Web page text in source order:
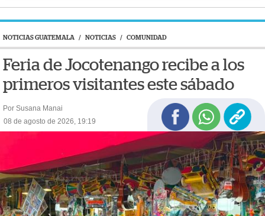
NOTICIAS GUATEMALA / NOTICIAS / COMUNIDAD
Feria de Jocotenango recibe a los
primeros visitantes este sábado
Por Susana Manai
08 de agosto de 2026, 19:19